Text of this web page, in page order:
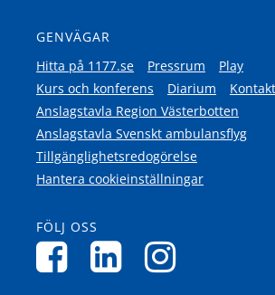
GENVÄGAR
Hitta på 1177.se
Pressrum
Play
Kurs och konferens
Diarium
Kontakt
Anslagstavla Region Västerbotten
Anslagstavla Svenskt ambulansflyg
Tillgänglighetsredogörelse
Hantera cookieinställningar
FÖLJ OSS